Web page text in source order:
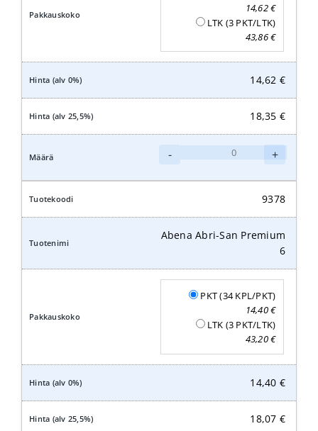
14,62€
LTK (3 PKT/LTK)
43,86€
14,62 €
18,35 €
-
San
7
määrä
+
9378
Abena Abri-San Premium
6
PKT (34 KPL/PKT)
14,40€
LTK (3 PKT/LTK)
43,20€
14,40 €
18,07 €